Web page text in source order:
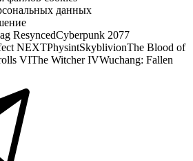
данных
ResyncedCyberpunk 2077
NEXTPhysintSkyblivionThe Blood of
VIThe Witcher IVWuchang: Fallen